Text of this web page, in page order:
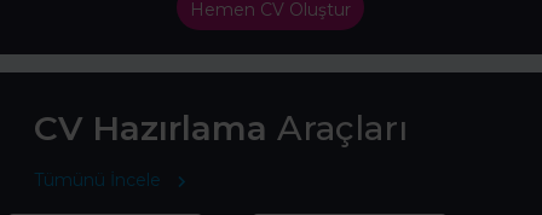
Hemen CV Oluştur
CV Hazırlama Araçları
Tümünü İncele